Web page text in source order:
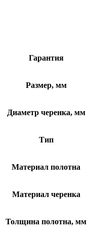
Гарантия
Размер, мм
Диаметр черенка, мм
Тип
Материал полотна
Материал черенка
Толщина полотна, мм